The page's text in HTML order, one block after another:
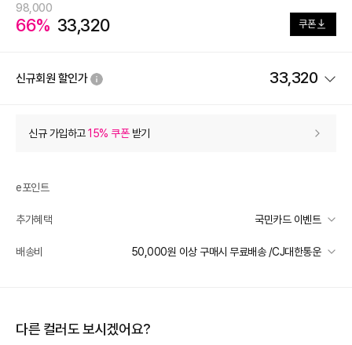
98,000
66% 33,320 쿠폰
신규회원 할인가 33,320
상품 할인 (자동적용)
상품 쿠폰 할인 - 5,880
[더틸버리] 바바데이 15% - 5880
추가 할인
신규 가입하고15% 쿠폰받기
e포인트
추가혜택 국민카드 이벤트
국민카드 이벤트
배송비 50,000원 이상 구매시 무료배송 /CJ대한통운
제주 도서산간 지역
다른 컬러도 보시겠어요?